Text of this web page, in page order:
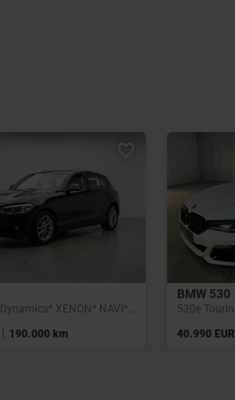
* d EfficientDynamics* XENON* NAVI* CLIM* 5 PORTES*
| 190.000 km
BMW 530
40.990 EUR